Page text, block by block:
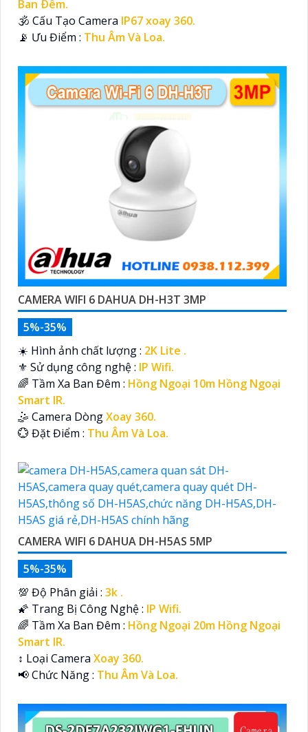
Ban Ðêm.
🕉️ Cấu Tạo Camera IP67 xoay 360.
️📡 Ưu Điểm : Thu Âm Và Loa.
CAMERA WIFI 6 DAHUA DH-H3T 3MP
5%-35%
☀️ Hình ảnh chất lượng : 2K Lite .
⚜️ Sử dụng công nghệ : IP Wifi.
🌈 Tầm Xa Ban Đêm : Hồng Ngoại 10m Hồng Ngoại
Smart IR.
🤹 Camera DòngXoay 360.
️💮 Đặt Điểm : Thu Âm Và Loa.
CAMERA WIFI 6 DAHUA DH-H5AS 5MP
5%-35%
💯 Độ Phân giải : 3k .
🌠 Trang Bị Công Nghệ : IP Wifi.
🌈 Tầm Xa Ban Đêm : Hồng Ngoại 20m Hồng Ngoại
Smart IR.
↕️ Loại Camera Xoay 360.
️📢 Chức Năng : Thu Âm Và Loa.